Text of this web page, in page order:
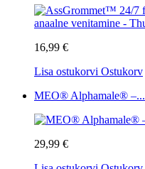
16,99 €
Lisa ostukorvi Ostukorv
MEO® Alphamale® –...
29,99 €